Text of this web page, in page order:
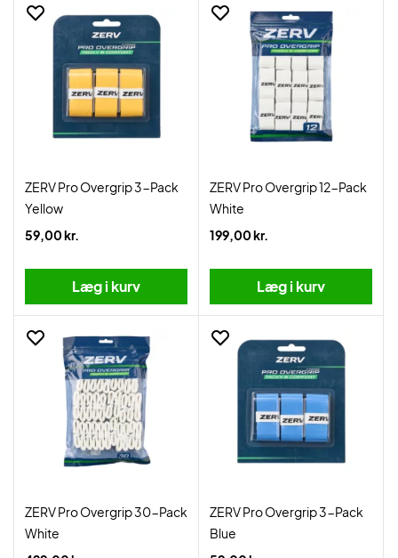
ZERV Pro Overgrip 3-Pack
Yellow
59,00 kr.
Læg i kurv
ZERV Pro Overgrip 12-Pack
White
199,00 kr.
Læg i kurv
ZERV Pro Overgrip 30-Pack
White
ZERV Pro Overgrip 3-Pack
Blue